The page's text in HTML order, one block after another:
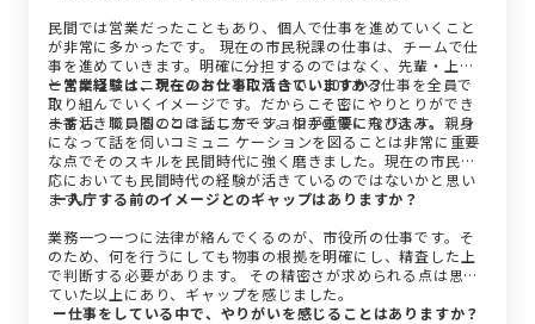
民間では営業だったこともあり、個人で仕事を進めていくこと
が非常に多かったです。 現在の市民税課の仕事は、チームで仕
事を進めていきます。明確に分担するのではなく、先輩・上司
と常にコミュニケーションを取り合い、100ある仕事を全員で
取り組んでいくイメージです。だからこそ密にやりとりができ
ますし、職員間のコミュニケーションが重要になります。
ー営業経験は、現在のお仕事に活きていますか？
一番活きていることは話し方です。相手の懐に飛び込み、親身
になって話を伺いコミュニ ケーションを図ることは非常に重要
な点でそのスキルを民間時代に強く磨きました。現在の市民対
応においても民間時代の経験が活きているのではないかと思い
ます。
ー入庁する前のイメージとのギャップはありますか？
業務一つ一つに法律が絡んでくるのが、市役所の仕事です。そ
のため、何を行うにしても物事の根拠を明確にし、精査した上
で判断する必要があります。 その精密さが求められる点は思っ
ていた以上にあり、ギャップを感じました。
ー仕事をしている中で、やりがいを感じることはありますか？